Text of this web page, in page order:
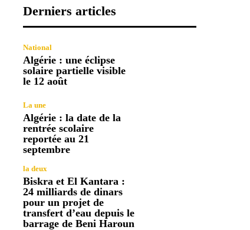
Derniers articles
National
Algérie : une éclipse
solaire partielle visible
le 12 août
La une
Algérie : la date de la
rentrée scolaire
reportée au 21
septembre
la deux
Biskra et El Kantara :
24 milliards de dinars
pour un projet de
transfert d’eau depuis le
barrage de Beni Haroun